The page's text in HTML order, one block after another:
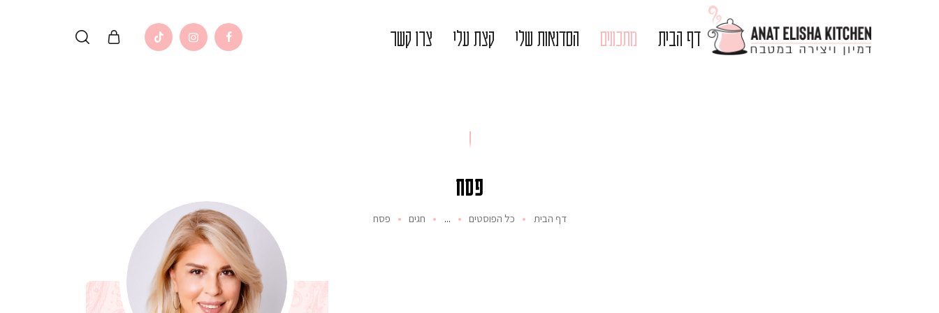
דף הבית מתכונים הסדנאות שלי קצת עלי צרו קשר
פסח
דף הבית כל הפוסטים ... חגים פסח